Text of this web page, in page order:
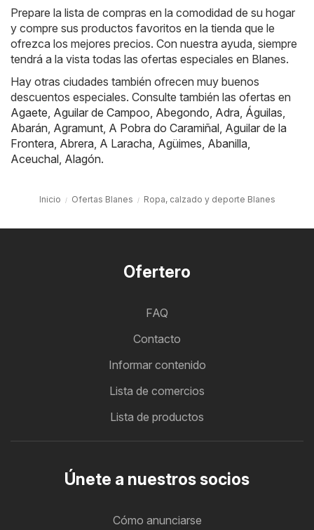
Prepare la lista de compras en la comodidad de su hogar
y compre sus productos favoritos en la tienda que le
ofrezca los mejores precios. Con nuestra ayuda, siempre
tendrá a la vista todas las ofertas especiales en Blanes.
Hay otras ciudades también ofrecen muy buenos
descuentos especiales. Consulte también las ofertas en
Agaete, Aguilar de Campoo, Abegondo, Adra, Águilas,
Abarán, Agramunt, A Pobra do Caramiñal, Aguilar de la
Frontera, Abrera, A Laracha, Agüimes, Abanilla,
Aceuchal, Alagón.
Inicio Ofertas Blanes Ropa, calzado y deporte Blanes
Ofertero
FAQ
Contacto
Informar contenido
Lista de comercios
Lista de productos
Únete a nuestros socios
Cómo anunciarse